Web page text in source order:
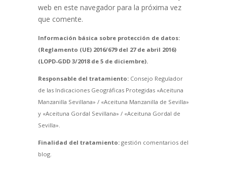
web en este navegador para la próxima vez
que comente.
Información básica sobre protección de datos:
(Reglamento (UE) 2016/679 del 27 de abril 2016)
(LOPD-GDD 3/2018 de 5 de diciembre).
Responsable del tratamiento:Consejo Regulador
de las Indicaciones Geográficas Protegidas «Aceituna
Manzanilla Sevillana» / «Aceituna Manzanilla de Sevilla»
y «Aceituna Gordal Sevillana» / «Aceituna Gordal de
Sevilla».
Finalidad del tratamiento:gestión comentarios del
blog.